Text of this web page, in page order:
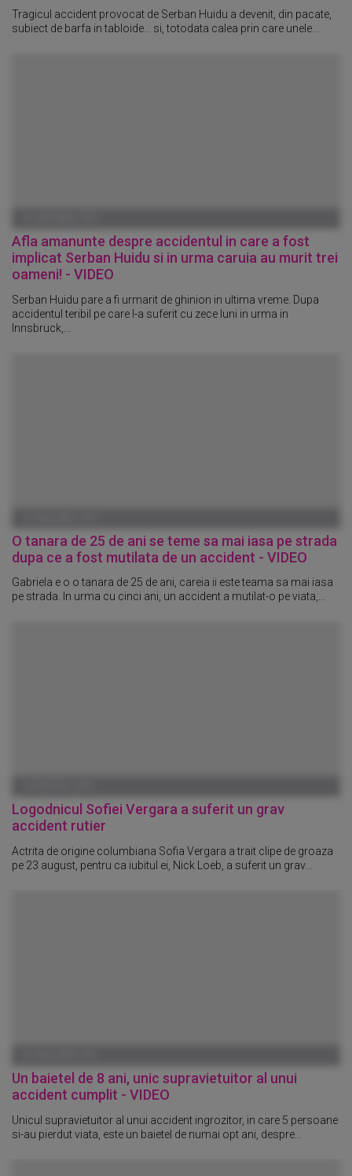
Tragicul accident provocat de Serban Huidu a devenit, din pacate,
subiect de barfa in tabloide... si, totodata calea prin care unele...
Afla amanunte despre accidentul in care a fost
implicat Serban Huidu si in urma caruia au murit trei
oameni! - VIDEO
Serban Huidu pare a fi urmarit de ghinion in ultima vreme. Dupa
accidentul teribil pe care l-a suferit cu zece luni in urma in
Innsbruck,...
O tanara de 25 de ani se teme sa mai iasa pe strada
dupa ce a fost mutilata de un accident - VIDEO
Gabriela e o o tanara de 25 de ani, careia ii este teama sa mai iasa
pe strada. In urma cu cinci ani, un accident a mutilat-o pe viata,...
Logodnicul Sofiei Vergara a suferit un grav
accident rutier
Actrita de origine columbiana Sofia Vergara a trait clipe de groaza
pe 23 august, pentru ca iubitul ei, Nick Loeb, a suferit un grav...
Un baietel de 8 ani, unic supravietuitor al unui
accident cumplit - VIDEO
Unicul supravietuitor al unui accident ingrozitor, in care 5 persoane
si-au pierdut viata, este un baietel de numai opt ani, despre...